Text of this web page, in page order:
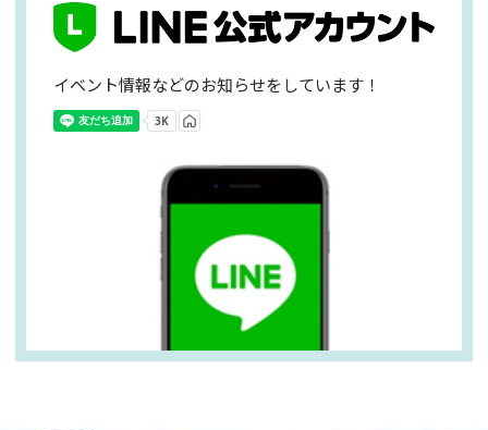
イベント情報などのお知らせをしています！